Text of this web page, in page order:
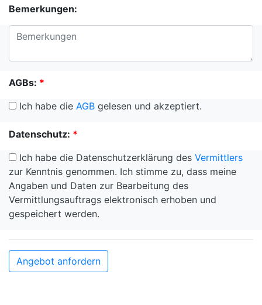
Bemerkungen:
AGBs: *
Ich habe die AGB gelesen und akzeptiert.
Datenschutz: *
Ich habe die Datenschutzerklärung des Vermittlers
zur Kenntnis genommen. Ich stimme zu, dass meine
Angaben und Daten zur Bearbeitung des
Vermittlungsauftrags elektronisch erhoben und
gespeichert werden.
Angebot anfordern